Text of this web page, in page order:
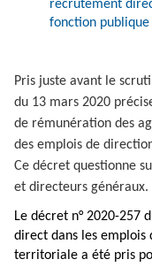
recrutement
fonction
Pris juste avant le
du 13 mars 2020
de rémunération des
des emplois de
Ce décret questionne
et directeurs généraux.
Le décret n° 2020-257
direct dans les
territoriale a été pris